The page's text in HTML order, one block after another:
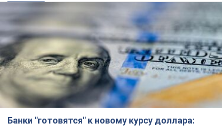
Банки "готовятся" к новому курсу доллара: